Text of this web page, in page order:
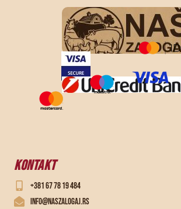
KONTAKT
+381 67 78 19 484
info@naszalogaj.rs